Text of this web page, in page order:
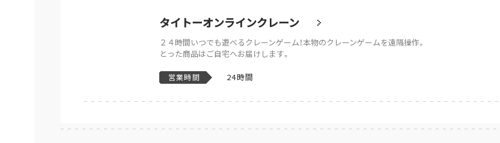
タイトーオンラインクレーン
２４時間いつでも遊べるクレーンゲーム！本物のクレーンゲームを遠隔操作。
とった商品はご自宅へお届けします。
営業時間 24時間